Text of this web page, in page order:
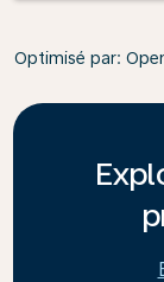
Optimisé par: